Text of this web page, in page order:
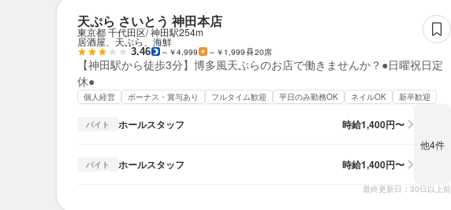
天ぷら さいとう 神田本店
東京都 千代田区 神田駅254m
居酒屋、天ぷら、海鮮
3.46 ～￥4,999 ～￥1,999 20席
【神田駅から徒歩3分】博多風天ぷらのお店で働きませんか？●日曜祝日定
休●
個人経営 ボーナス・賞与あり フルタイム歓迎 平日のみ勤務OK ネイルOK 新卒歓迎
バイト ホールスタッフ 時給1,400円〜
バイト ホールスタッフ 時給1,400円〜
他4件
最終更新日：30日以上前